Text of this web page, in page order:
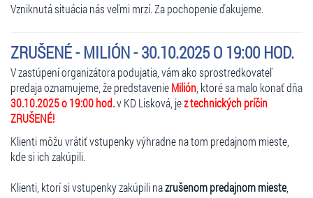
Vzniknutá situácia nás veľmi mrzí. Za pochopenie ďakujeme.
ZRUŠENÉ - MILIÓN - 30.10.2025 O 19:00 HOD.
V zastúpení organizátora podujatia, vám ako sprostredkovateľ
predaja oznamujeme, že predstavenieMilión , ktoré sa malo konať dňa
30.10.2025 o 19:00 hod.v KD Lisková, jez technických príčin
ZRUŠENÉ!
Klienti môžu vrátiť vstupenky výhradne na tom predajnom mieste,
kde si ich zakúpili.
Klienti, ktorí si vstupenky zakúpili nazrušenom predajnom mieste,